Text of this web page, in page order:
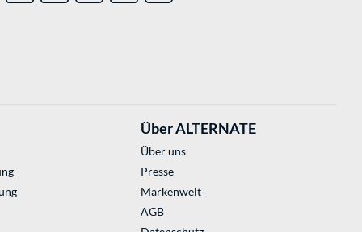
Über ALTERNATE
Über uns
Presse
Markenwelt
AGB